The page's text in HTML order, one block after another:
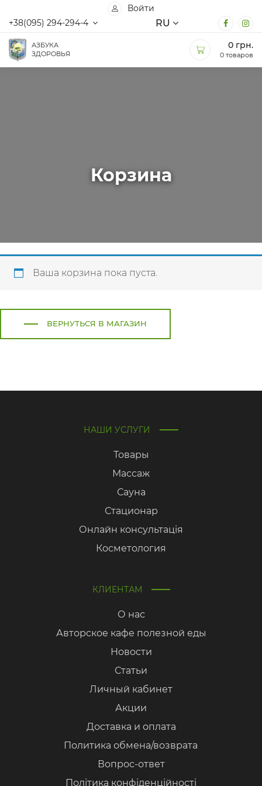
Войти
+38(095) 294-294-4
RU
АЗБУКА
ЗДОРОВЬЯ
0 грн.
0 товаров
Корзина
Ваша корзина пока пуста.
ВЕРНУТЬСЯ В МАГАЗИН
НАШИ УСЛУГИ
Товары
Массаж
Сауна
Стационар
Онлайн консультація
Косметология
КЛИЕНТАМ
О нас
Авторское кафе полезной еды
Новости
Статьи
Личный кабинет
Акции
Доставка и оплата
Политика обмена/возврата
Вопрос-ответ
Політика конфіденційності